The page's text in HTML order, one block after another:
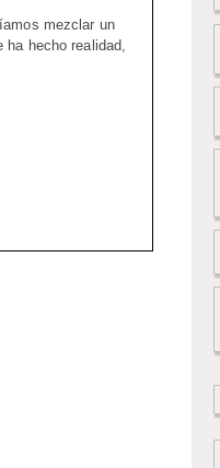
mezclar un
ha hecho realidad,